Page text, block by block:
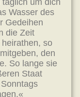
um dich
Wasser des
Gedeihen
die Zeit
so
den
So lange sie
Staat